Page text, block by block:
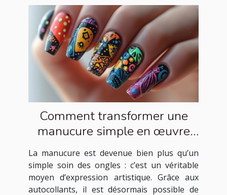
Comment transformer une
manucure simple en œuvre
d'art avec des autocollants ?
La manucure est devenue bien plus qu’un
simple soin des ongles : c’est un véritable
moyen d’expression artistique. Grâce aux
autocollants, il est désormais possible de